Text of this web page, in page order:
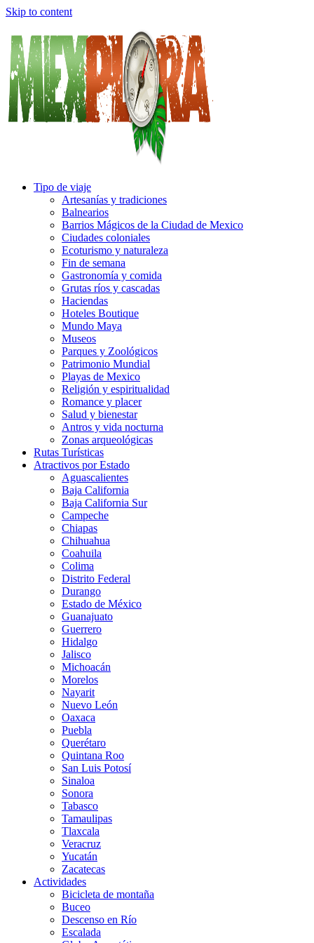
Skip to content
Tipo de viaje
Artesanías y tradiciones
Balnearios
Barrios Mágicos de la Ciudad de Mexico
Ciudades coloniales
Ecoturismo y naturaleza
Fin de semana
Gastronomía y comida
Grutas ríos y cascadas
Haciendas
Hoteles Boutique
Mundo Maya
Museos
Parques y Zoológicos
Patrimonio Mundial
Playas de Mexico
Religión y espiritualidad
Romance y placer
Salud y bienestar
Antros y vida nocturna
Zonas arqueológicas
Rutas Turísticas
Atractivos por Estado
Aguascalientes
Baja California
Baja California Sur
Campeche
Chiapas
Chihuahua
Coahuila
Colima
Distrito Federal
Durango
Estado de México
Guanajuato
Guerrero
Hidalgo
Jalisco
Michoacán
Morelos
Nayarit
Nuevo León
Oaxaca
Puebla
Querétaro
Quintana Roo
San Luis Potosí
Sinaloa
Sonora
Tabasco
Tamaulipas
Tlaxcala
Veracruz
Yucatán
Zacatecas
Actividades
Bicicleta de montaña
Buceo
Descenso en Río
Escalada